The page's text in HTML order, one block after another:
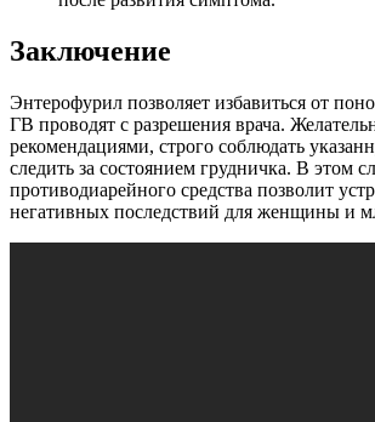
Заключение
Энтерофурил позволяет избавиться от
ГВ проводят с разрешения врача.
рекомендациями, строго соблюдать
следить за состоянием грудничка. В этом
противодиарейного средства позволит
негативных последствий для женщины и